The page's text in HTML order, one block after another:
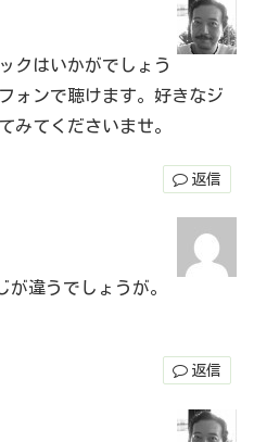
クはいかがでしょう
ォンで聴けます。好きなジ
みてくださいませ。
返信
違うでしょうが。
返信